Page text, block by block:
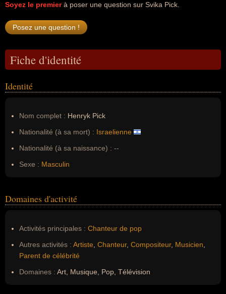
Soyez le premierà poser une question sur Svika Pick.
Fiche d'identité
Identité
Nom complet : Henryk Pick
Nationalité (à sa mort) : Israelienne
Nationalité (à sa naissance) : --
Sexe : Masculin
Domaines d'activité
Activités principales : Chanteur de pop
Autres activités : Artiste Chanteur, Compositeur, Musicien
Parent de célébrité
Domaines : Art, Musique, Pop, Télévision